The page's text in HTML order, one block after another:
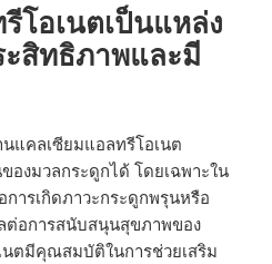
โอเนตเป็นแหล่ง
สิทธิภาพและมี
แคลเซียมแอลทรีโอเนต
องมวลกระดูกได้ โดยเฉพาะใน
ารเกิดภาวะกระดูกพรุนหรือ
ต่อการสนับสนุนสุขภาพของ
นตมีคุณสมบัติในการช่วยเสริม